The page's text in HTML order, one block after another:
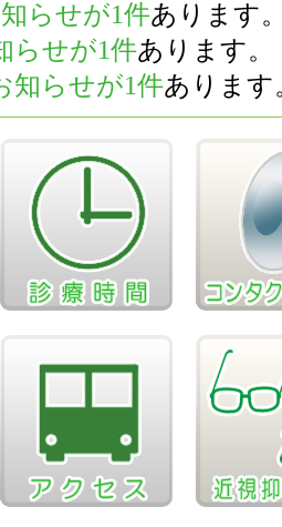
らせが1件あります
らせが1件あります。
知らせが1件あります